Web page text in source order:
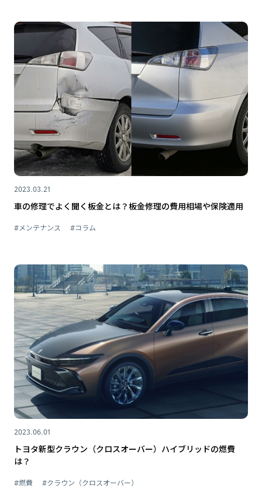
2023.03.21
車の修理でよく聞く板金とは？板金修理の費用相場や保険適用
#メンテナンス #コラム
2023.06.01
トヨタ新型クラウン（クロスオーバー）ハイブリッドの燃費
は？
#燃費 #クラウン（クロスオーバー）